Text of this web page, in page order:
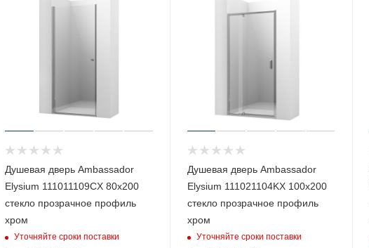
Душевая дверь Ambassador
Elysium 111011109CX 80х200
стекло прозрачное профиль
хром
Уточняйте сроки поставки
Душевая дверь Ambassador
Elysium 111021104KX 100х200
стекло прозрачное профиль
хром
Уточняйте сроки поставки